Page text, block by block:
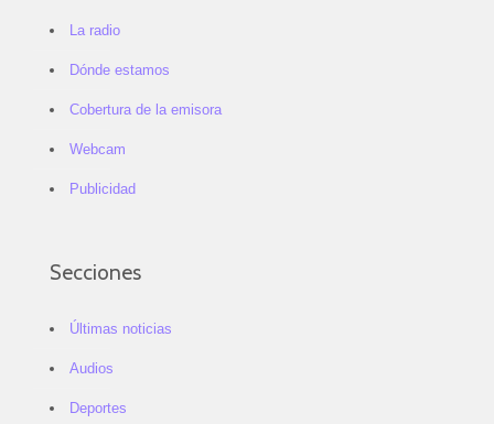
La radio
Dónde estamos
Cobertura de la emisora
Webcam
Publicidad
Secciones
Últimas noticias
Audios
Deportes